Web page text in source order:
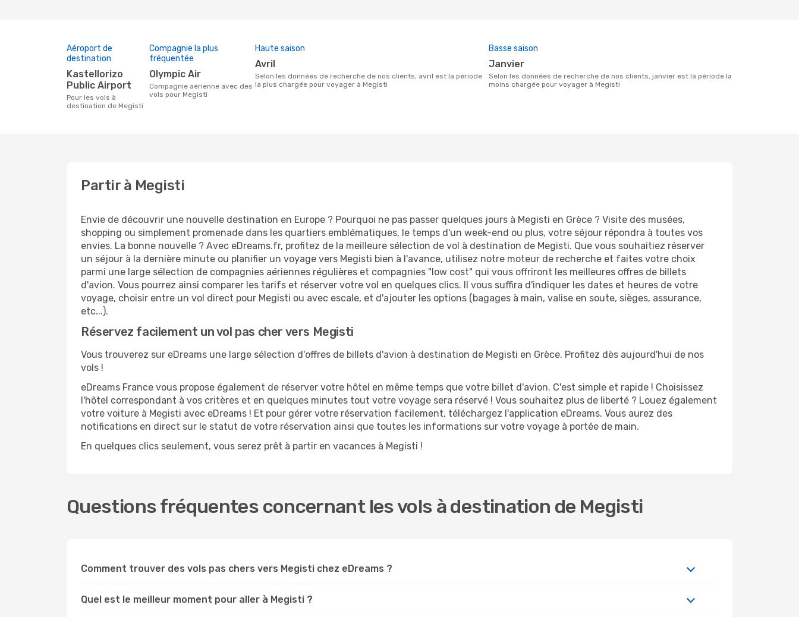
Aéroport de
destination
Kastellorizo
Public Airport
Pour les vols à
destination de Megisti
Compagnie la plus
fréquentée
Olympic Air
Compagnie aérienne avec des
vols pour Megisti
Haute saison
avril
Selon les données de recherche de nos clients, avril est la période
la plus chargée pour voyager à Megisti
Basse saison
janvier
Selon les données de recherche de nos clients, janvier est la période la
moins chargée pour voyager à Megisti
Partir à Megisti
Envie de découvrir une nouvelle destination en Europe ? Pourquoi ne pas passer quelques jours à Megisti en Grèce ? Visite des musées,
shopping ou simplement promenade dans les quartiers emblématiques, le temps d'un week-end ou plus, votre séjour répondra à toutes vos
envies. La bonne nouvelle ? Avec eDreams.fr, profitez de la meilleure sélection de vol à destination de Megisti. Que vous souhaitiez réserver
un séjour à la dernière minute ou planifier un voyage vers Megisti bien à l'avance, utilisez notre moteur de recherche et faites votre choix
parmi une large sélection de compagnies aériennes régulières et compagnies "low cost" qui vous offriront les meilleures offres de billets
d'avion. Vous pourrez ainsi comparer les tarifs et réserver votre vol en quelques clics. Il vous suffira d'indiquer les dates et heures de votre
voyage, choisir entre un vol direct pour Megisti ou avec escale, et d'ajouter les options (bagages à main, valise en soute, sièges, assurance,
etc...).
Réservez facilement un vol pas cher vers Megisti
Vous trouverez sur eDreams une large sélection d'offres de billets d'avion à destination de Megisti en Grèce. Profitez dès aujourd'hui de nos
vols !
eDreams France vous propose également de réserver votre hôtel en même temps que votre billet d'avion. C'est simple et rapide ! Choisissez
l'hôtel correspondant à vos critères et en quelques minutes tout votre voyage sera réservé ! Vous souhaitez plus de liberté ? Louez également
votre voiture à Megisti avec eDreams ! Et pour gérer votre réservation facilement, téléchargez l'application eDreams. Vous aurez des
notifications en direct sur le statut de votre réservation ainsi que toutes les informations sur votre voyage à portée de main.
En quelques clics seulement, vous serez prêt à partir en vacances à Megisti !
Questions fréquentes concernant les vols à destination de Megisti
Comment trouver des vols pas chers vers Megisti chez eDreams ?
Quel est le meilleur moment pour aller à Megisti ?